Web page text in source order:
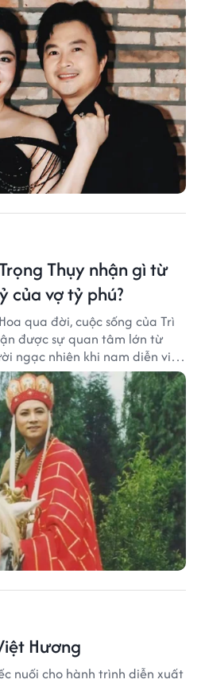
Thụy nhận gì từ
của vợ tỷ phú?
qua đời, cuộc sống của Trì
được sự quan tâm lớn từ
ngạc nhiên khi nam diễn viên
không xuất hiện trong
sản hàng chục tỷ NDT.
Hương
nuối cho hành trình diễn xuất